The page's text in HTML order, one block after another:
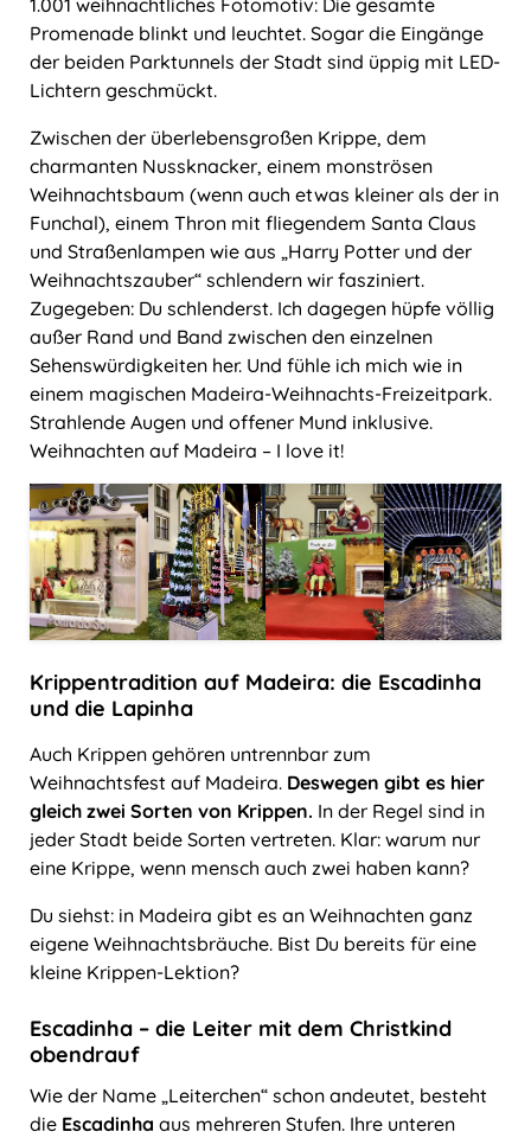
Promenade blinkt und leuchtet. Sogar die Eingänge
der beiden Parktunnels der Stadt sind üppig mit LED-
Lichtern geschmückt.
Zwischen der überlebensgroßen Krippe, dem
charmanten Nussknacker, einem monströsen
Weihnachtsbaum (wenn auch etwas kleiner als der in
Funchal), einem Thron mit fliegendem Santa Claus
und Straßenlampen wie aus „Harry Potter und der
Weihnachtszauber“ schlendern wir fasziniert.
Zugegeben: Du schlenderst. Ich dagegen hüpfe völlig
außer Rand und Band zwischen den einzelnen
Sehenswürdigkeiten her. Und fühle ich mich wie in
einem magischen Madeira-Weihnachts-Freizeitpark.
Strahlende Augen und offener Mund inklusive.
Weihnachten auf Madeira ‒ I love it!
Krippentradition auf Madeira: die Escadinha
und die Lapinha
Auch Krippen gehören untrennbar zum
Weihnachtsfest auf Madeira. Deswegen gibt es hier
gleich zwei Sorten von Krippen. In der Regel sind in
jeder Stadt beide Sorten vertreten. Klar: warum nur
eine Krippe, wenn mensch auch zwei haben kann?
Du siehst: in Madeira gibt es an Weihnachten ganz
eigene Weihnachtsbräuche. Bist Du bereits für eine
kleine Krippen-Lektion?
Escadinha ‒ die Leiter mit dem Christkind
obendrauf
Wie der Name „Leiterchen“ schon andeutet, besteht
die Escadinha aus mehreren Stufen. Ihre unteren